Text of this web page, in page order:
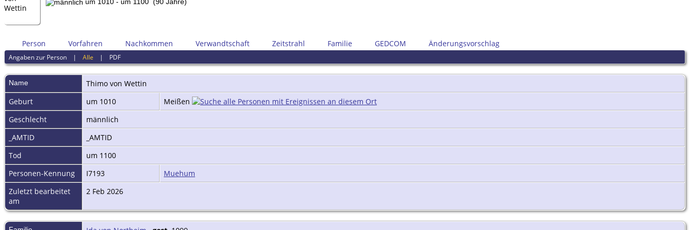
Person Vorfahren Nachkommen Verwandtschaft Zeitstrahl Familie GEDCOM Änderungsvorschlag
Angaben zur Person |Alle | PDF
Name Thimo von Wettin
Geburt
um 1010
Meißen
Geschlecht
männlich
_AMTID
_AMTID
Tod
um 1100
Personen-Kennung
I7193
Muehum
Zuletzt bearbeitet
am
2 Feb 2026